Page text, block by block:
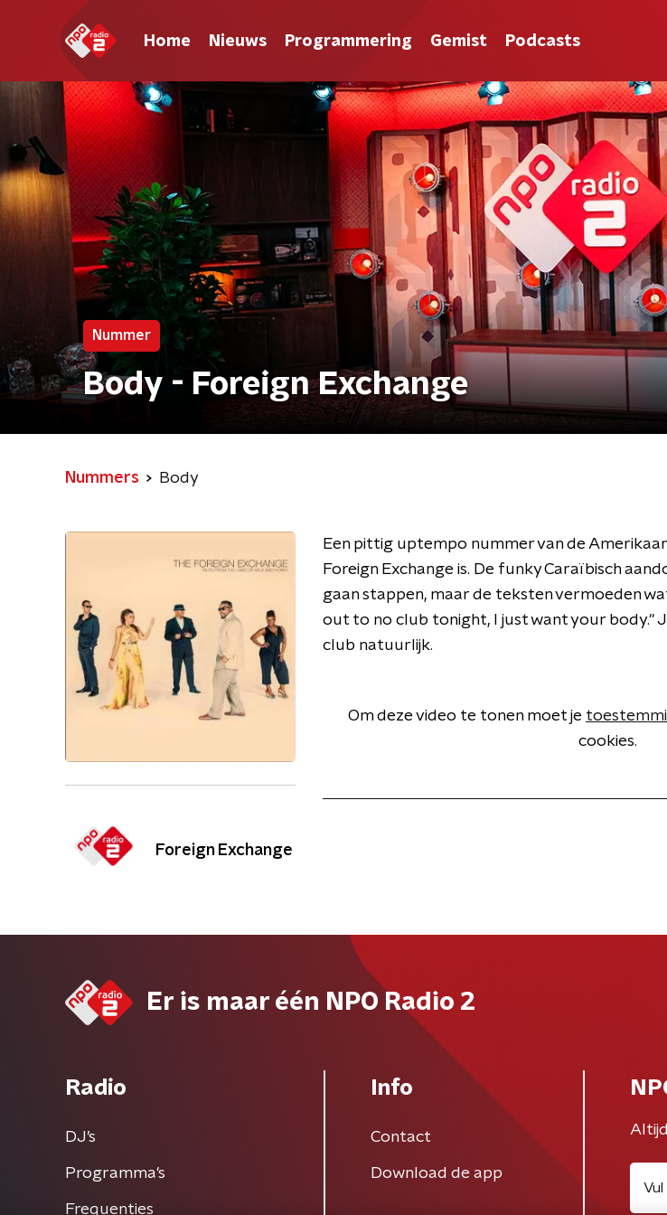
Home Nieuws Programmering Gemist Podcasts
Nummer
Body - Foreign Exchange
Nummers Body
Foreign Exchange
Een pittig uptempo nummer van de
Foreign Exchange is. De funky Caraïbisch
gaan stappen, maar de teksten vermoeden
out to no club tonight, I just want your body."
club natuurlijk.
Om deze video te tonen moet je
cookies.
Er is maar één NPO Radio 2
Radio
DJ’s
Programma's
Frequenties
Info
Contact
Download de app